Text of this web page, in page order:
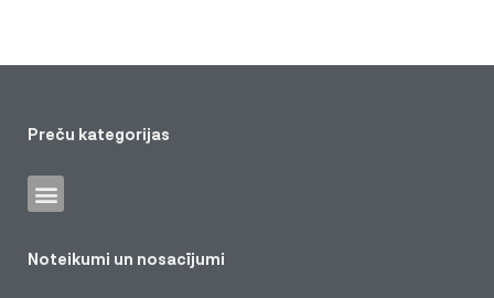
Preču kategorijas
Noteikumi un nosacījumi